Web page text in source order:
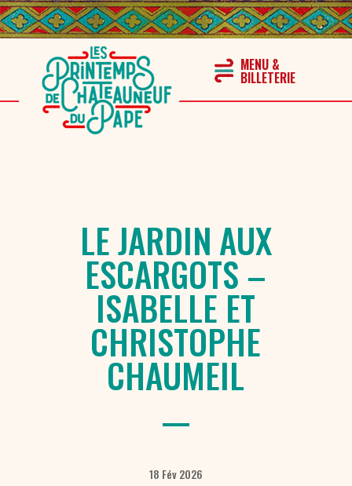
LE JARDIN AUX
ESCARGOTS –
ISABELLE ET
CHRISTOPHE
CHAUMEIL
18 Fév 2026